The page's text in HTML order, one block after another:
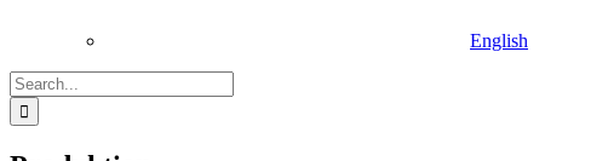
English
Search
for: